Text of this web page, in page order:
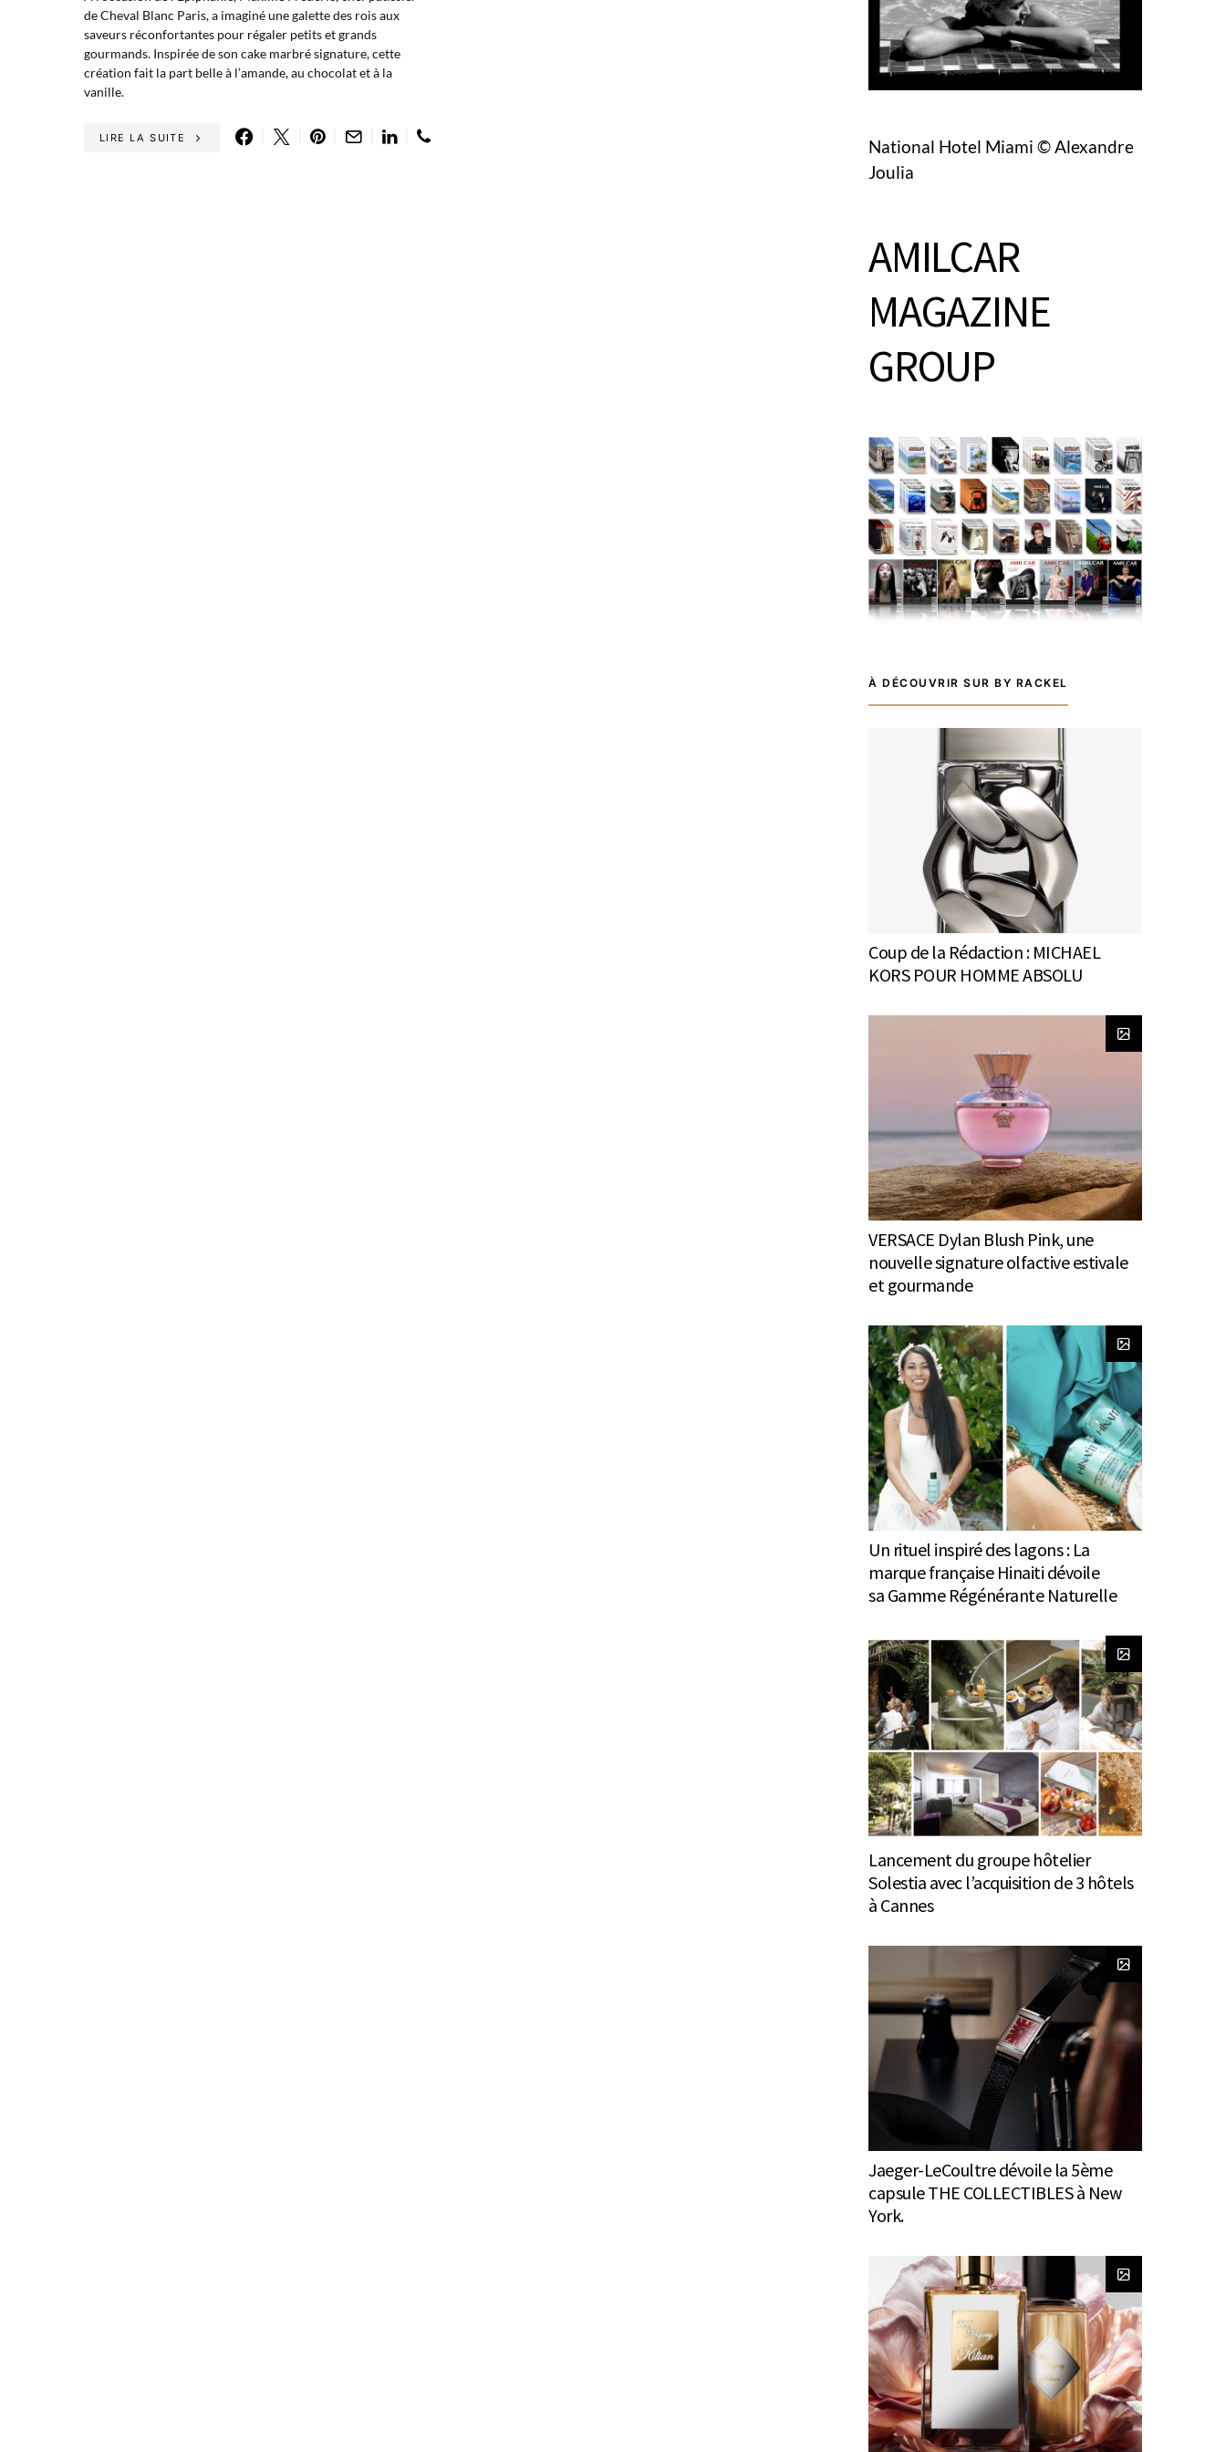
de Cheval Blanc Paris, a imaginé une galette des rois aux
saveurs réconfortantes pour régaler petits et grands
gourmands. Inspirée de son cake marbré signature, cette
création fait la part belle à l’amande, au chocolat et à la
vanille.
LIRE LA SUITE
National Hotel Miami © Alexandre
Joulia
AMILCAR
MAGAZINE
GROUP
À DÉCOUVRIR SUR BY RACKEL
Coup de la Rédaction : MICHAEL
KORS POUR HOMME ABSOLU
VERSACE Dylan Blush Pink, une
nouvelle signature olfactive estivale
et gourmande
Un rituel inspiré des lagons : La
marque française Hinaiti dévoile
sa Gamme Régénérante Naturelle
Lancement du groupe hôtelier
Solestia avec l’acquisition de 3 hôtels
à Cannes
Jaeger-LeCoultre dévoile la 5ème
capsule THE COLLECTIBLES à New
York.